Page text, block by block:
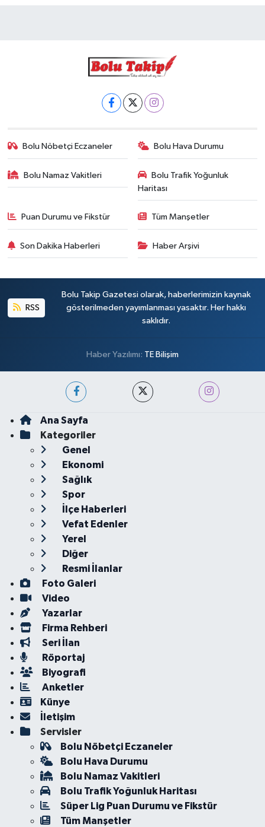
Bolu Nöbetçi Eczaneler Bolu Hava Durumu
Bolu Namaz Vakitleri
Bolu Trafik Yoğunluk
Haritası
Puan Durumu ve Fikstür Tüm Manşetler
Son Dakika Haberleri Haber Arşivi
RSS
Bolu Takip Gazetesi olarak, haberlerimizin kaynak
gösterilmeden yayımlanması yasaktır. Her hakkı
saklıdır.
Haber Yazılımı: TE Bilişim
Ana Sayfa
Kategoriler
Genel
Ekonomi
Sağlık
Spor
İlçe Haberleri
Vefat Edenler
Yerel
Diğer
Resmi İlanlar
Foto Galeri
Video
Yazarlar
Firma Rehberi
Seri İlan
Röportaj
Biyografi
Anketler
Künye
İletişim
Servisler
Bolu Nöbetçi Eczaneler
Bolu Hava Durumu
Bolu Namaz Vakitleri
Bolu Trafik Yoğunluk Haritası
Süper Lig Puan Durumu ve Fikstür
Tüm Manşetler